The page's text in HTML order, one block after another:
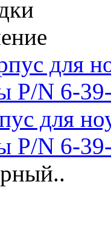
для
P/N 6-